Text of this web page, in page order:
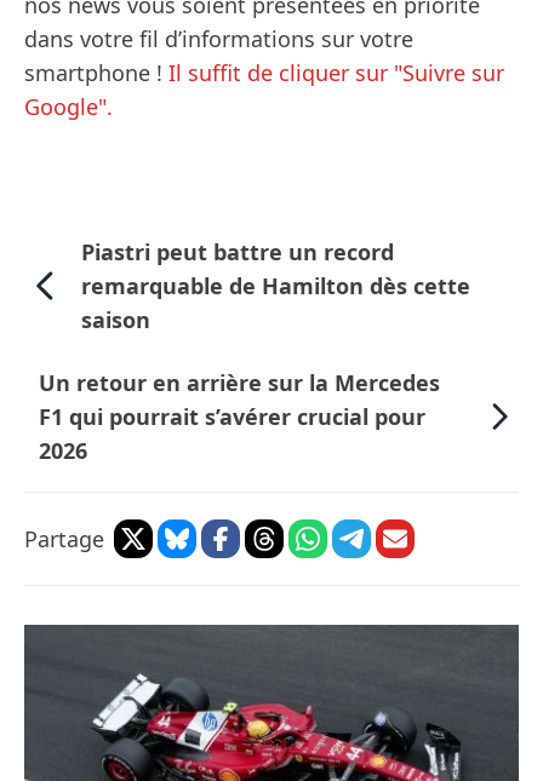
dans votre fil d’informations sur votre
smartphone ! Il suffit de cliquer sur "Suivre sur
Google".
Piastri peut battre un record
remarquable de Hamilton dès cette
saison
Un retour en arrière sur la Mercedes
F1 qui pourrait s’avérer crucial pour
2026
Partage